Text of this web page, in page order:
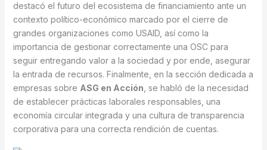
destacó el futuro del ecosistema de financiamiento ante un
contexto político-económico marcado por el cierre de
grandes organizaciones como USAID, así como la
importancia de gestionar correctamente una OSC para
seguir entregando valor a la sociedad y por ende, asegurar
la entrada de recursos. Finalmente, en la sección dedicada a
empresas sobre ASG en Acción, se habló de la necesidad
de establecer prácticas laborales responsables, una
economía circular integrada y una cultura de transparencia
corporativa para una correcta rendición de cuentas.